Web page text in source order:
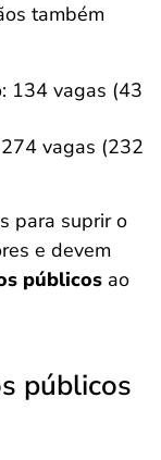
também
134 vagas (43
vagas (232
para suprir o
e devem
públicos ao
públicos